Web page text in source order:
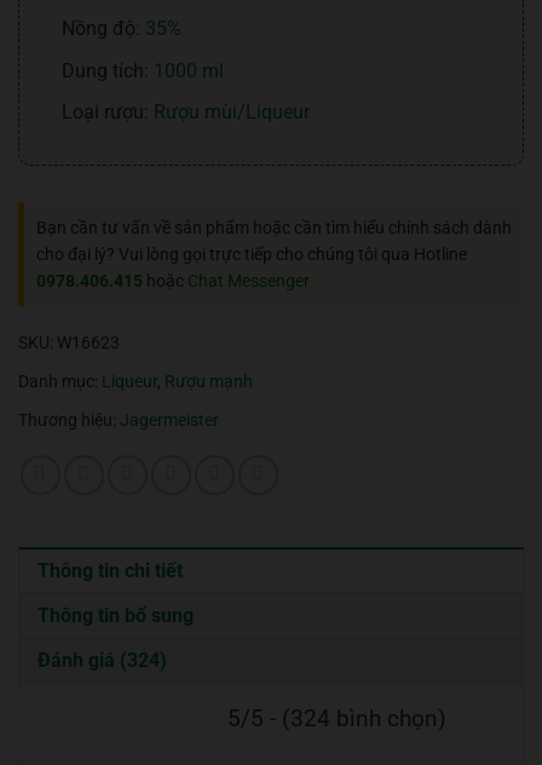
Nồng độ: 35%
Dung tích:
1000 ml
Loại rượu:
Rượu mùi/Liqueur
Bạn cần tư vấn về sản phẩm hoặc cần tìm hiểu chính sách dành
cho đại lý? Vui lòng gọi trực tiếp cho chúng tôi qua Hotline
0978.406.415 hoặc Chat Messenger
SKU: W16623
Danh mục: Liqueur, Rượu mạnh
Thương hiệu: Jagermeister
Thông tin chi tiết
Thông tin bổ sung
Đánh giá (324)
5/5 - (324 bình chọn)